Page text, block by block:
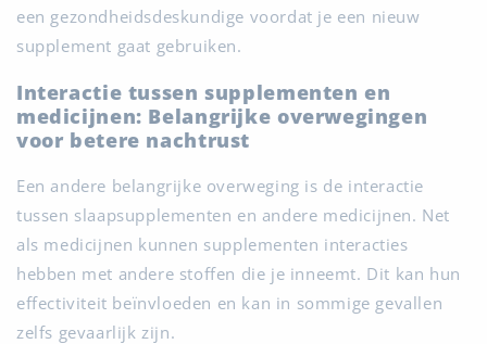
een gezondheidsdeskundige voordat je een nieuw
supplement gaat gebruiken.
Interactie tussen supplementen en
medicijnen: Belangrijke overwegingen
voor betere nachtrust
Een andere belangrijke overweging is de interactie
tussen slaapsupplementen en andere medicijnen. Net
als medicijnen kunnen supplementen interacties
hebben met andere stoffen die je inneemt. Dit kan hun
effectiviteit beïnvloeden en kan in sommige gevallen
zelfs gevaarlijk zijn.